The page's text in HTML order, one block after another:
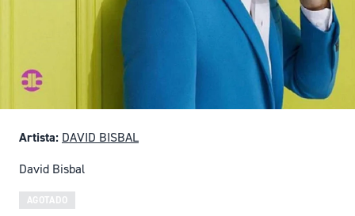
Artista: DAVID BISBAL
David Bisbal
AGOTADO